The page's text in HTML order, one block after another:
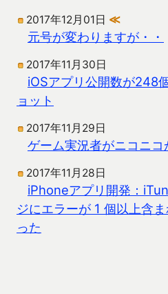
2017年12月01日 ≪
元号が変わりますが・・
2017年11月30日
iOSアプリ公開数が248
ョット
2017年11月29日
ゲーム実況者がニコニ
2017年11月28日
iPhoneアプリ開発：
ジにエラーが 1 個以上含
った